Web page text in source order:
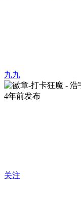
九九
4年前发布
关注